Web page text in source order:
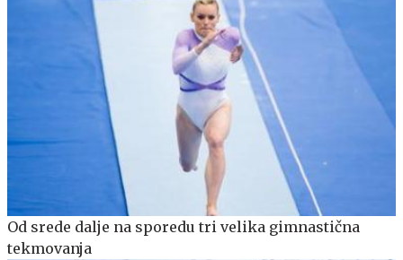
Od srede dalje na sporedu tri velika gimnastična
tekmovanja